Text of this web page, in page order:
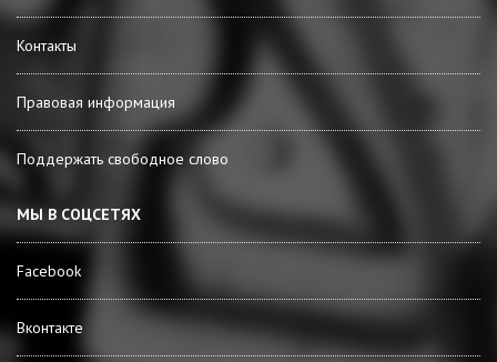
Контакты
Правовая информация
Поддержать свободное слово
МЫ В СОЦСЕТЯХ
Facebook
Вконтакте